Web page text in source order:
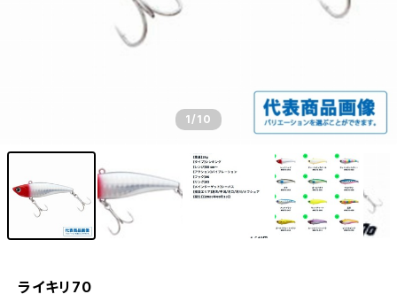
1/10
ライキリ70